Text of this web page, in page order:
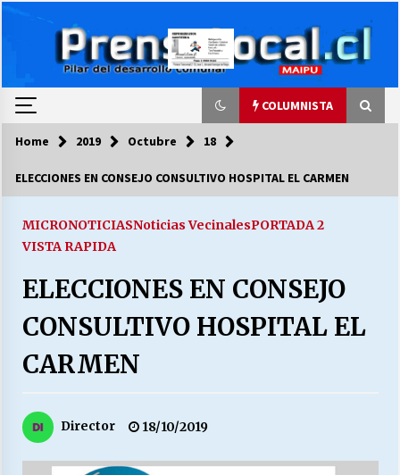
COLUMNISTA
COLUMNISTA
cuándo van a bajar?
LA DC POR SIEMPRE.RECORDANDO 69 AÑOS DE
HISTORIA
28/07/2026
“ORGULLOSOS DE SER DC” SALUDA EL
LABORAL:
Home 2019 Octubre 18
ELECCIONES EN CONSEJO CONSULTIVO HOSPITAL EL CARMEN
MICRONOTICIASNoticias VecinalesPORTADA 2
VISTA RAPIDA
ELECCIONES EN CONSEJO
CONSULTIVO HOSPITAL EL
CARMEN
Director 18/10/2019